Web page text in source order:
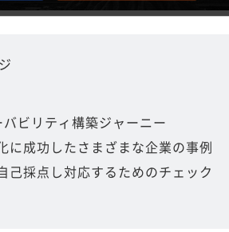
ビリティ構築ジャーニー
成功したさまざまな企業の事例
採点し対応するためのチェック